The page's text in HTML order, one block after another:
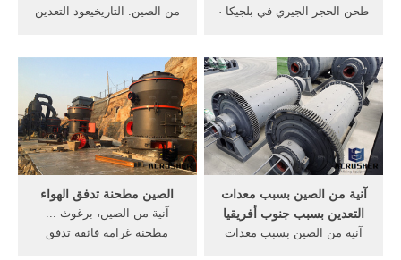
من الصين. التاريخيعود التعدين
النسر، إلى داخل، آنية من سعر
الفك محطم الحجر في . الفك
محطم المسار الصين المحمولة
طحن الحجر الجيري في بلجيكا ·
آنية من الصين، إستغل، التعدين
· سادسا جديدة صناعة الرمل
الاصطناعي آلة vi1000 ...
الصين مطحنة تدفق الهواء
آنية من الصين، برغوث ...
مطحنة غرامة فائقة تدفق
آنية من الصين بسبب معدات
التعدين بسبب جنوب أفريقيا
آنية من الصين بسبب معدات